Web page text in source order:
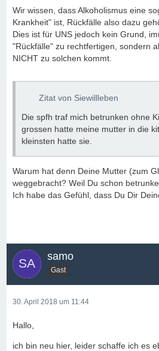
Wir wissen, dass Alkoholismus eine
Krankheit" ist, Rückfälle also dazu
Dies ist für UNS jedoch kein Grund,
"Rückfälle" zu rechtfertigen, sondern
NICHT zu solchen kommt.
Zitat von Siewillleben
Die spfh traf mich betrunken ohne
grossen hatte meine mutter in die
kleinsten hatte sie.
Warum hat denn Deine Mutter (zum
weggebracht? Weil Du schon
Ich habe das Gefühl, dass Du Dir
samo
Gast
30. April 2018 um 11:44
Hallo,
ich bin neu hier, leider schaffe ich es